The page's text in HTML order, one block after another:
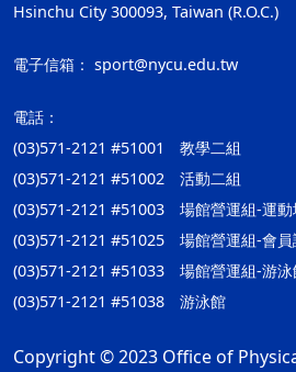
Hsinchu City 300093, Taiwan (R.O.C.)
電子信箱： sport@nycu.edu.tw
電話：
(03)571-2121 #51001 教學二組
(03)571-2121 #51002 活動二組
(03)571-2121 #51003 場館營運組-運動
(03)571-2121 #51025 場館營運組-會員
(03)571-2121 #51033 場館營運組-游泳
(03)571-2121 #51038 游泳館
Copyright © 2023 Office of